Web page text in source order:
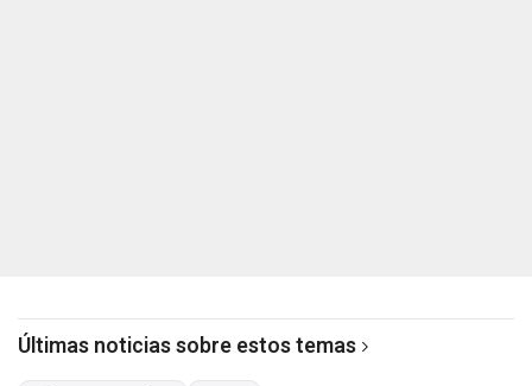
Últimas noticias sobre estos temas